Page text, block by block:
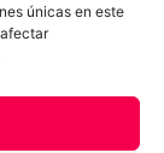
únicas en este